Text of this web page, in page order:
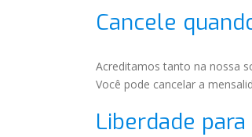
Cancele
Acreditamos tanto na nossa
Você pode cancelar a
Liberdade